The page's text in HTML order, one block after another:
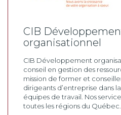
CIB
organisationnel
CIB Développement
conseil en gestion des
mission de former et
dirigeants d’entreprise dans
équipes de travail. Nos
toutes les régions du Québec.